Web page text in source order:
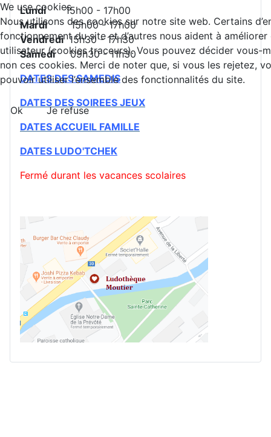
Lundi15h00 - 17h00
Mardi15h00 - 17h00
Vendredi15h30 - 17h30
Samedi09h30 - 11h30
DATES DES SAMEDIS
DATES DES SOIREES JEUX
DATES ACCUEIL FAMILLE
DATES LUDO'TCHEK
Fermé durant les vacances scolaires
We use cookies
Nous utilisons des cookies sur notre site web. Certains
fonctionnement du site et d’autres nous aident à améliorer
utilisateur (cookies traceurs). Vous pouvez décider vous-
non ces cookies. Merci de noter que, si vous les rejetez,
pouvoir utiliser l’ensemble des fonctionnalités du site.
Ok Je refuse